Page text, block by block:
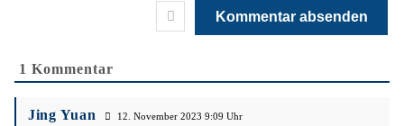
1 Kommentar
Jing Yuan 12. November 2023 9:09